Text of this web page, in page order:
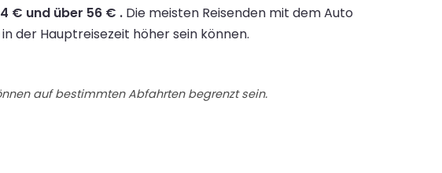
€ und über 56 € . Die meisten Reisenden mit dem Auto
der Hauptreisezeit höher sein können.
auf bestimmten Abfahrten begrenzt sein.